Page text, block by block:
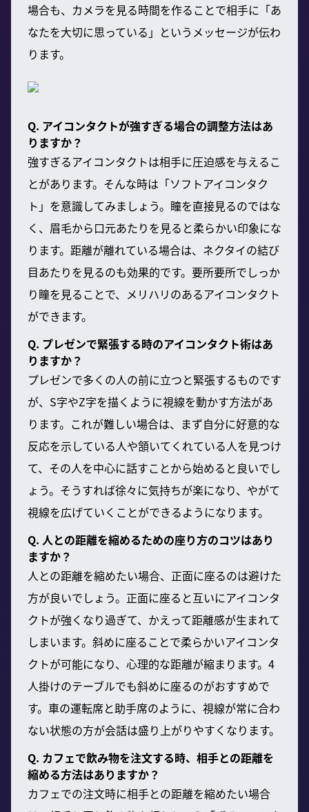
場合も、カメラを見る時間を作ることで相手に「あ
なたを大切に思っている」というメッセージが伝わ
ります。
Q. アイコンタクトが強すぎる場合の調整方法はあ
りますか？
強すぎるアイコンタクトは相手に圧迫感を与えるこ
とがあります。そんな時は「ソフトアイコンタク
ト」を意識してみましょう。瞳を直接見るのではな
く、眉毛から口元あたりを見ると柔らかい印象にな
ります。距離が離れている場合は、ネクタイの結び
目あたりを見るのも効果的です。要所要所でしっか
り瞳を見ることで、メリハリのあるアイコンタクト
ができます。
Q. プレゼンで緊張する時のアイコンタクト術はあ
りますか？
プレゼンで多くの人の前に立つと緊張するものです
が、S字やZ字を描くように視線を動かす方法があ
ります。これが難しい場合は、まず自分に好意的な
反応を示している人や頷いてくれている人を見つけ
て、その人を中心に話すことから始めると良いでし
ょう。そうすれば徐々に気持ちが楽になり、やがて
視線を広げていくことができるようになります。
Q. 人との距離を縮めるための座り方のコツはあり
ますか？
人との距離を縮めたい場合、正面に座るのは避けた
方が良いでしょう。正面に座ると互いにアイコンタ
クトが強くなり過ぎて、かえって距離感が生まれて
しまいます。斜めに座ることで柔らかいアイコンタ
クトが可能になり、心理的な距離が縮まります。4
人掛けのテーブルでも斜めに座るのがおすすめで
す。車の運転席と助手席のように、視線が常に合わ
ない状態の方が会話は盛り上がりやすくなります。
Q. カフェで飲み物を注文する時、相手との距離を
縮める方法はありますか？
カフェでの注文時に相手との距離を縮めたい場合